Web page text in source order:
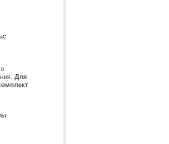
Для